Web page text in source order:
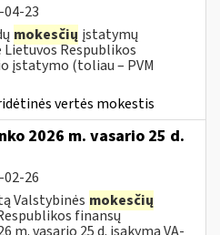
04-23
mokesčių įstatymų
Respublikos
įstatymo (toliau – PVM
vertės mokestis
2026 m. vasario 25 d.
02-26
Valstybinės mokesčių
finansų
m. vasario 25 d. įsakymą VA-